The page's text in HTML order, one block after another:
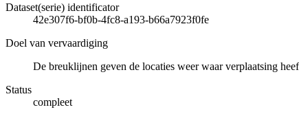
Dataset(serie) identificator
42e307f6-bf0b-4fc8-a193-b66a7923f0fe
Doel van vervaardiging
De breuklijnen geven de locaties weer waar verplaatsing
Status
compleet